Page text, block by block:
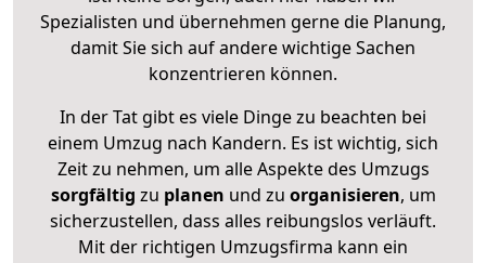
Spezialisten und übernehmen gerne die Planung,
damit Sie sich auf andere wichtige Sachen
konzentrieren können.
In der Tat gibt es viele Dinge zu beachten bei
einem Umzug nach Kandern. Es ist wichtig, sich
Zeit zu nehmen, um alle Aspekte des Umzugs
sorgfältig zu planen und zu organisieren, um
sicherzustellen, dass alles reibungslos verläuft.
Mit der richtigen Umzugsfirma kann ein